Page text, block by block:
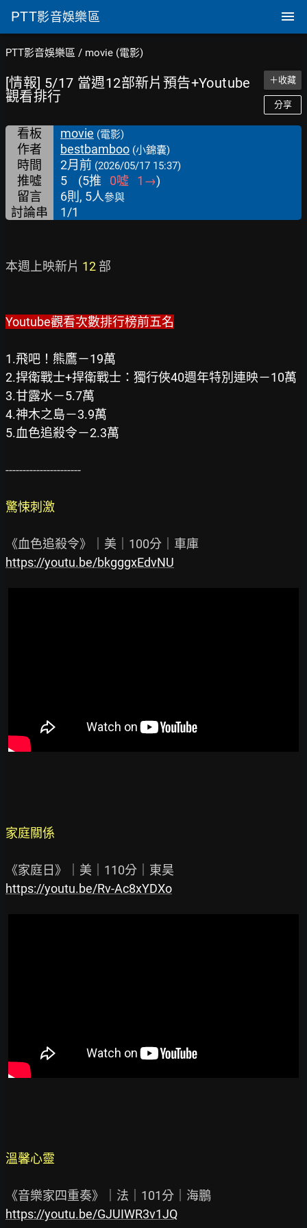
PTT影音娛樂區
PTT影音娛樂區 / movie (電影)
[情報] 5/17 當週12部新片預告+Youtube
觀看排行
＋收藏
分享
看板 movie (電影)
作者 bestbamboo (小錦囊)
時間 2月前 (2026/05/17 15:37)
推噓 5 (5推 0噓 1 →)
留言
6則, 5人參與
討論串 1/1
本週上映新片 12 部
Youtube觀看次數排行榜前五名
1.飛吧！熊鷹－19萬
2.捍衛戰士+捍衛戰士：獨行俠40週年特別連映－10萬
3.甘露水－5.7萬
4.神木之島－3.9萬
5.血色追殺令－2.3萬
----------------------
驚悚刺激
https://youtu.be/bkgggxEdvNU
家庭關係
https://youtu.be/Rv-Ac8xYDXo
溫馨心靈
https://youtu.be/GJUIWR3v1JQ